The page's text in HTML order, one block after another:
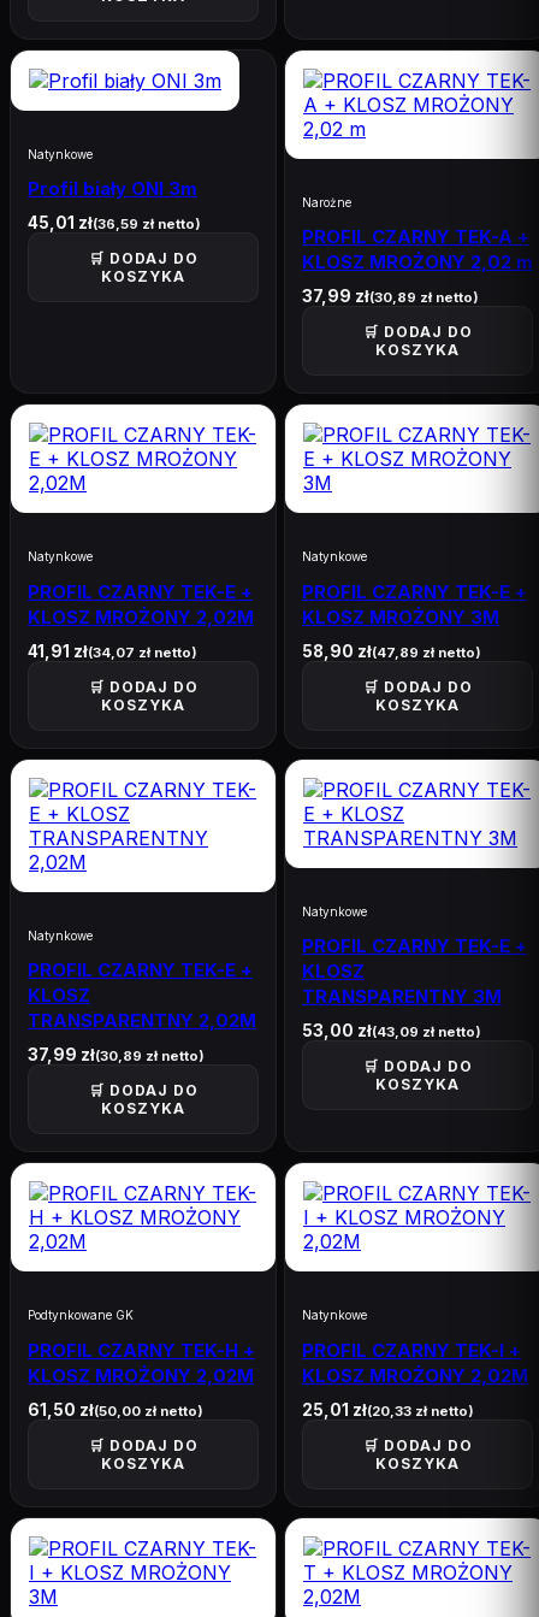
Natynkowe
Profil biały ONI 3m
45,01 zł(36,59 złnetto)
🛒 DODAJ DO
KOSZYKA
Narożne
PROFIL CZARNY TEK-A +
KLOSZ MROŻONY 2,02 m
37,99 zł(30,89 złnetto)
🛒 DODAJ DO
KOSZYKA
Natynkowe
PROFIL CZARNY TEK-E +
KLOSZ MROŻONY 2,02M
41,91 zł(34,07 złnetto)
🛒 DODAJ DO
KOSZYKA
Natynkowe
PROFIL CZARNY TEK-E +
KLOSZ MROŻONY 3M
58,90 zł(47,89 złnetto)
🛒 DODAJ DO
KOSZYKA
Natynkowe
PROFIL CZARNY TEK-E +
KLOSZ
TRANSPARENTNY 2,02M
37,99 zł(30,89 złnetto)
🛒 DODAJ DO
KOSZYKA
Natynkowe
PROFIL CZARNY TEK-E +
KLOSZ
TRANSPARENTNY 3M
53,00 zł(43,09 złnetto)
🛒 DODAJ DO
KOSZYKA
Podtynkowane GK
PROFIL CZARNY TEK-H +
KLOSZ MROŻONY 2,02M
61,50 zł(50,00 złnetto)
🛒 DODAJ DO
KOSZYKA
Natynkowe
PROFIL CZARNY TEK-I +
KLOSZ MROŻONY 2,02M
25,01 zł(20,33 złnetto)
🛒 DODAJ DO
KOSZYKA